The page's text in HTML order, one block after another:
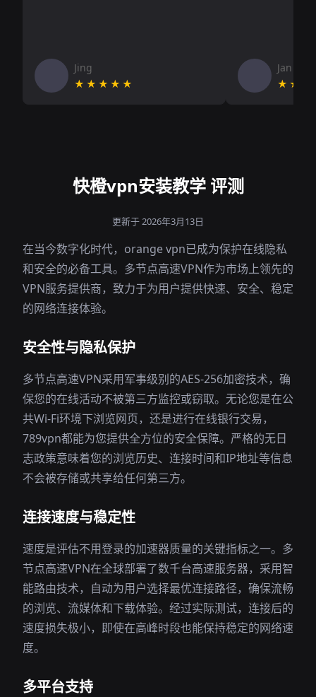
Jing
★★★★★
Jan V
快橙vpn安装教学 评测
更新于 2026年3月13日
在当今数字化时代，orange vpn已成为保护在线隐私
和安全的必备工具。多节点高速VPN作为市场上领先的
VPN服务提供商，致力于为用户提供快速、安全、稳定
的网络连接体验。
安全性与隐私保护
多节点高速VPN采用军事级别的AES-256加密技术，确
保您的在线活动不被第三方监控或窃取。无论您是在公
共Wi-Fi环境下浏览网页，还是进行在线银行交易，
789vpn都能为您提供全方位的安全保障。严格的无日
志政策意味着您的浏览历史、连接时间和IP地址等信息
不会被存储或共享给任何第三方。
连接速度与稳定性
速度是评估不用登录的加速器质量的关键指标之一。多
节点高速VPN在全球部署了数千台高速服务器，采用智
能路由技术，自动为用户选择最优连接路径，确保流畅
的浏览、流媒体和下载体验。经过实际测试，连接后的
速度损失极小，即使在高峰时段也能保持稳定的网络速
度。
多平台支持